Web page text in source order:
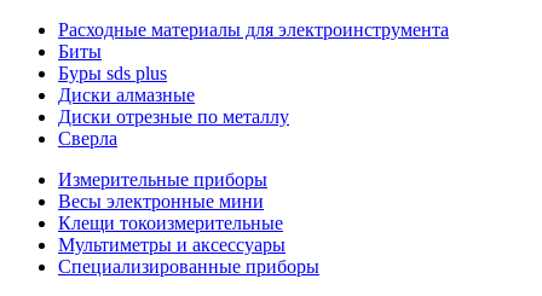
Расходные материалы для электроинструмента
Биты
Буры sds plus
Диски алмазные
Диски отрезные по металлу
Сверла
Измерительные приборы
Весы электронные мини
Клещи токоизмерительные
Мультиметры и аксессуары
Специализированные приборы